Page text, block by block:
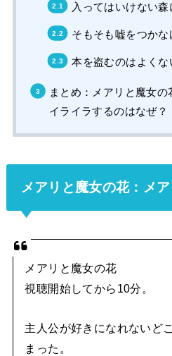
入ってはいけない森
そもそも嘘をつかな
本を盗むのはよくな
まとめ：メアリと魔女の
イライラするのはなぜ？
メアリと魔女の花：メ
メアリと魔女の花
視聴開始してから10分。
主人公が好きになれないど
まった。